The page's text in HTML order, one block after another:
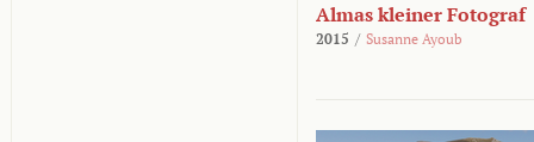
Almas kleiner Fotograf
2015 / Susanne Ayoub